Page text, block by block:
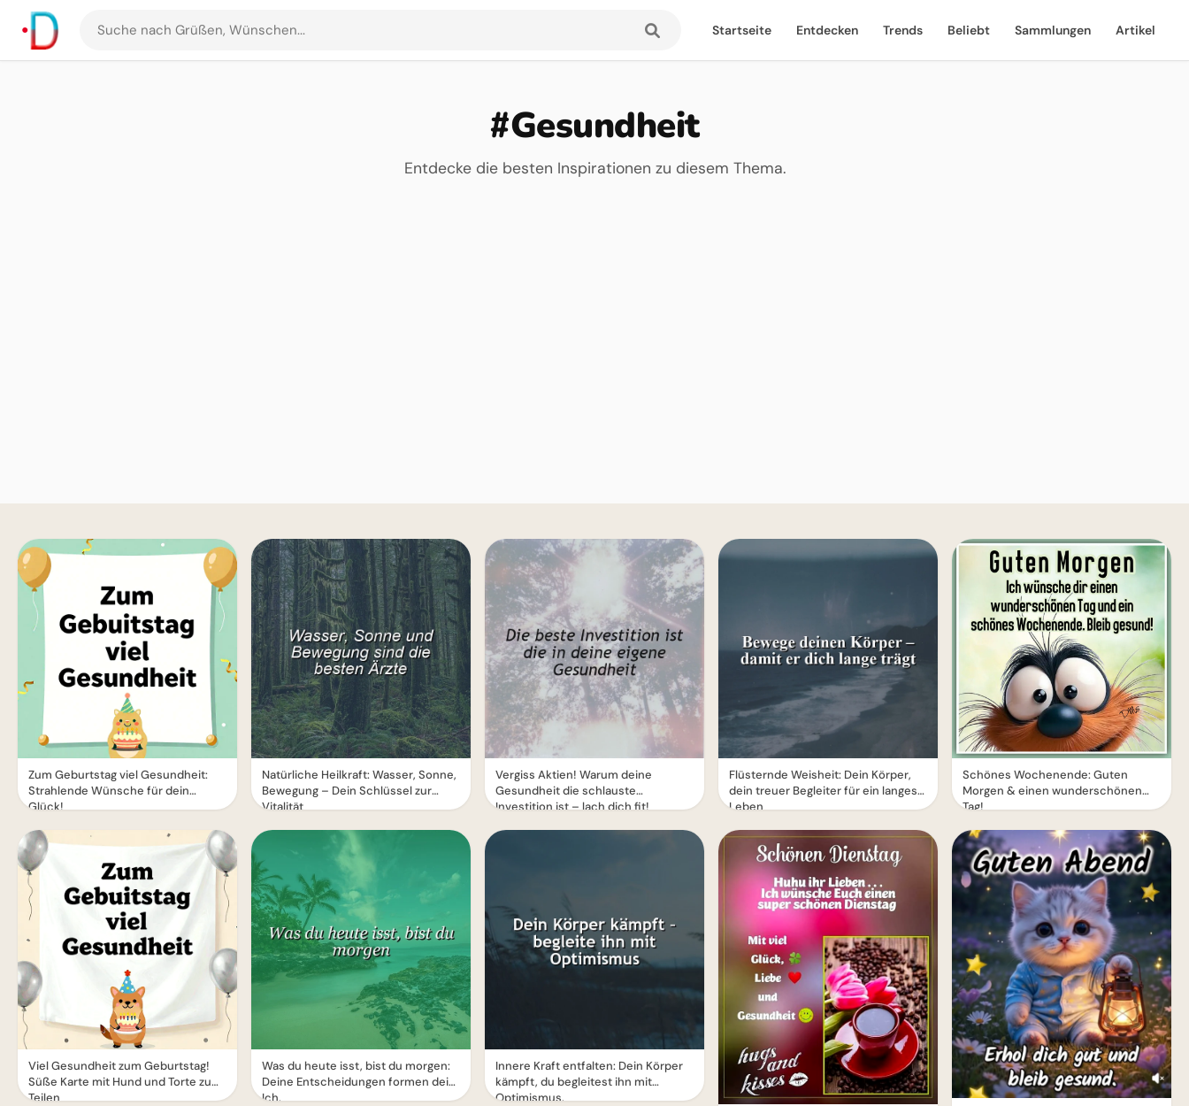
Suche
nach
Startseite Entdecken Trends Beliebt Sammlungen Artikel
#Gesundheit
Entdecke die besten Inspirationen zu diesem Thema.
Zum Geburtstag viel Gesundheit:
Strahlende Wünsche für dein
Glück!
Viel Gesundheit zum Geburtstag!
Süße Karte mit Hund und Torte zum
Teilen
Natürliche Heilkraft: Wasser, Sonne,
Bewegung – Dein Schlüssel zur
Vitalität
Was du heute isst, bist du morgen:
Deine Entscheidungen formen dein
Ich.
Vergiss Aktien! Warum deine
Gesundheit die schlauste
Investition ist – lach dich fit!
Innere Kraft entfalten: Dein Körper
kämpft, du begleitest ihn mit
Optimismus.
Flüsternde Weisheit: Dein Körper,
dein treuer Begleiter für ein langes
Leben
Schönes Wochenende: Guten
Morgen & einen wunderschönen
Tag!